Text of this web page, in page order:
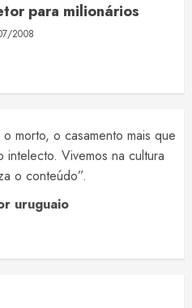
para milionários
2008
morto, o casamento mais que
Vivemos na cultura
o conteúdo”.
uruguaio